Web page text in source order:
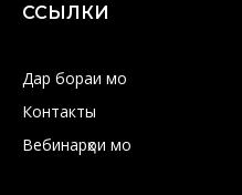
ССЫЛКИ
Дар бораи мо
Контакты
Вебинарҳои мо